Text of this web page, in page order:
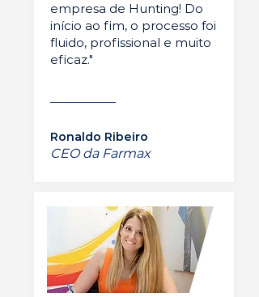
empresa de Hunting! Do
início ao fim, o processo foi
fluido, profissional e muito
eficaz."
Ronaldo Ribeiro
CEO da Farmax